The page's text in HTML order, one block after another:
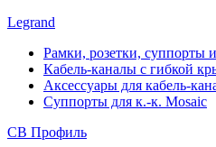
Legrand
Рамки, розетки, суппорты
Кабель-каналы с гибкой
Аксессуары для кабель-
Суппорты для к.-к. Mosaic
СВ Профиль